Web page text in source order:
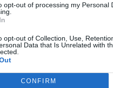
opt-out of processing my Personal
opt-out of Collection, Use,
Data that Is Unrelated with
CONFIRM
a nuestro newsletter
ha lanzado en 2025
la actualidad del